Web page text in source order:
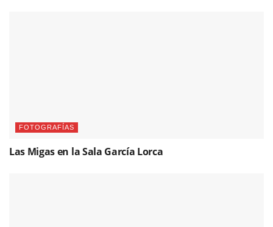
FOTOGRAFÍAS
Las Migas en la Sala García Lorca